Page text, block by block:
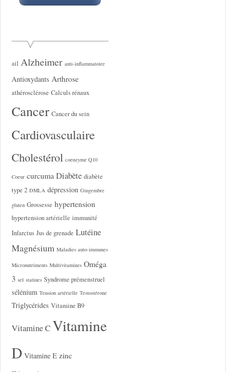
ail Alzheimer anti-inflammatoire
Antioxydants Arthrose
athérosclérose Calculs rénaux
Cancer Cancer du sein
Cardiovasculaire
Cholestérol coenzyme Q10
Coeur curcuma Diabète diabète
type 2 DMLA dépression Gingembre
gluten Grossesse hypertension
hypertension artérielle immunité
Infarctus Jus de grenade Lutéine
Magnésium Maladies auto-immunes
Micronutriments Multivitamines Oméga
3 sel statines Syndrome prémenstruel
sélénium Tension artérielle Testostérone
Triglycérides Vitamine B9
Vitamine CVitamine
D Vitamine E zinc